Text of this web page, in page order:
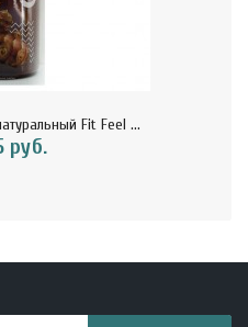
Fit Feel ...
руб.